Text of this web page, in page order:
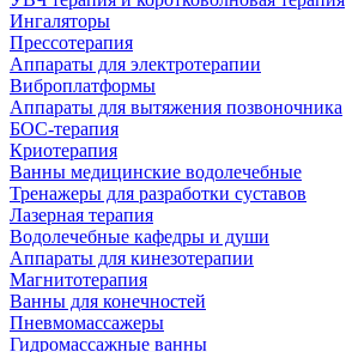
Ингаляторы
Прессотерапия
Аппараты для электротерапии
Виброплатформы
Аппараты для вытяжения позвоночника
БОС-терапия
Криотерапия
Ванны медицинские водолечебные
Тренажеры для разработки суставов
Лазерная терапия
Водолечебные кафедры и души
Аппараты для кинезотерапии
Магнитотерапия
Ванны для конечностей
Пневмомассажеры
Гидромассажные ванны